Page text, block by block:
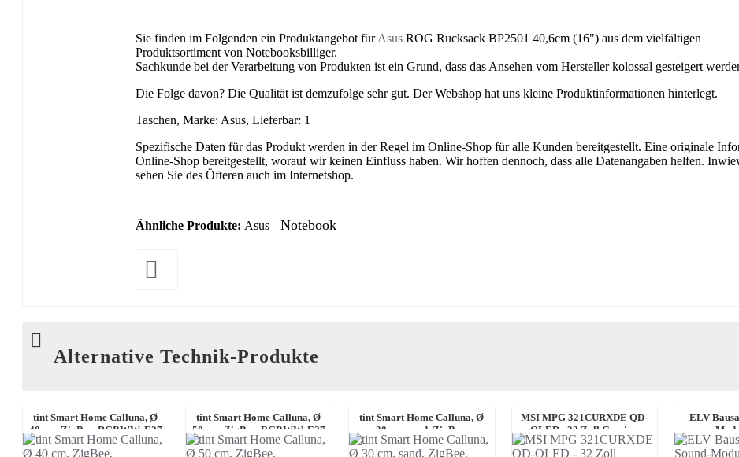
Sie finden im Folgenden ein Produktangebot fürAsus ROG Rucksack BP2501 40,6cm (16") aus dem vielfältigen
Produktsortiment von Notebooksbilliger.
Sachkunde bei der Verarbeitung von Produkten ist ein Grund, dass das Ansehen vom Hersteller kolossal gesteigert
Die Folge davon? Die Qualität ist demzufolge sehr gut. Der Webshop hat uns kleine Produktinformationen hinterlegt.
Taschen, Marke: Asus, Lieferbar: 1
Spezifische Daten für das Produkt werden in der Regel im Online-Shop für alle Kunden bereitgestellt. Eine originale
Online-Shop bereitgestellt, worauf wir keinen Einfluss haben. Wir hoffen dennoch, dass alle Datenangaben helfen.
sehen Sie des Öfteren auch im Internetshop.
Ähnliche Produkte: Asus Notebook
Alternative Technik-Produkte
tint Smart Home Calluna, Ø
40 cm, ZigBee, RGBWW, E27
tint Smart Home Calluna, Ø
50 cm, ZigBee, RGBWW, E27
tint Smart Home Calluna, Ø
30 cm, sand, ZigBee,
RGBWW, E27
MSI MPG 321CURXDE QD-
OLED - 32 Zoll Gaming
Monitor
ELV